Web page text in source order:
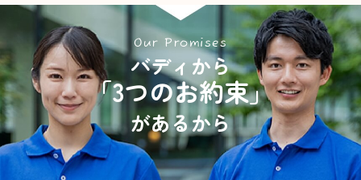
Our Promises
バディから
「3つのお約束」
があるから